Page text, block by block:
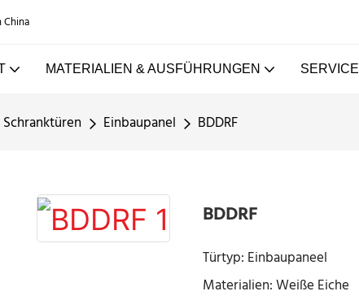
China
MATERIALIEN & AUSFÜHRUNGEN SERVICE
Einbaupanel BDDRF
BDDRF
Türtyp: Einbaupaneel
Materialien: Weiße Eiche